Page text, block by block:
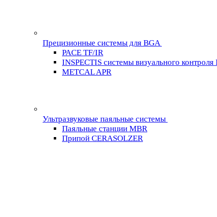
Прецизионные системы для BGA
PACE TF/IR
INSPECTIS системы визуального контроля
METCAL APR
Ультразвуковые паяльные системы
Паяльные станции MBR
Припой CERASOLZER